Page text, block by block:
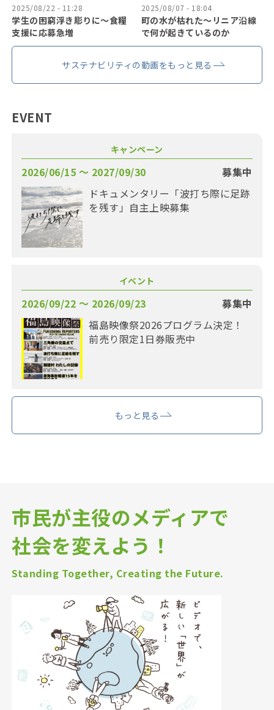
2025/08/22 - 11:28
学生の困窮浮き彫りに〜食糧
支援に応募急増
2025/08/07 - 18:04
町の水が枯れた～リニア沿線
で何が起きているのか
サステナビリティの動画をもっと見る
EVENT
キャンペーン
2026/06/15 〜 2027/09/30
募集中
ドキュメンタリー「波打ち際に足跡
を残す」自主上映募集
イベント
2026/09/22 〜 2026/09/23
募集中
福島映像祭2026プログラム決定！
前売り限定1日券販売中
もっと見る
市民が主役のメディアで
社会を変えよう！
Standing Together, Creating the Future.